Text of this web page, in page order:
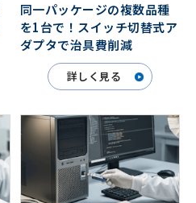
同一パッケージの複数品種
を1台で！スイッチ切替式ア
ダプタで治具費削減
詳しく見る